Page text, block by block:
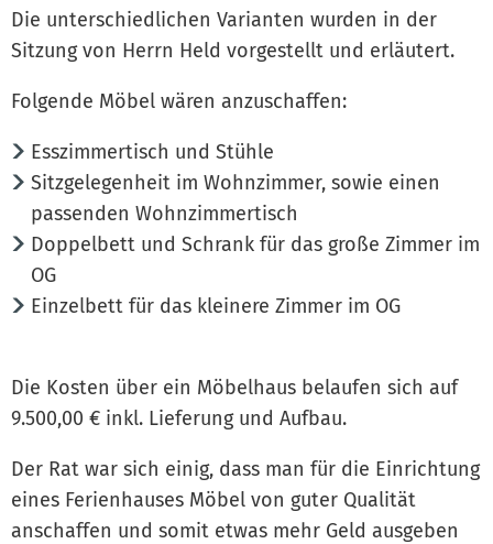
Die unterschiedlichen Varianten wurden in der
Sitzung von Herrn Held vorgestellt und erläutert.
Folgende Möbel wären anzuschaffen:
Esszimmertisch und Stühle
Sitzgelegenheit im Wohnzimmer, sowie einen
passenden Wohnzimmertisch
Doppelbett und Schrank für das große Zimmer im
OG
Einzelbett für das kleinere Zimmer im OG
Die Kosten über ein Möbelhaus belaufen sich auf
9.500,00 € inkl. Lieferung und Aufbau.
Der Rat war sich einig, dass man für die Einrichtung
eines Ferienhauses Möbel von guter Qualität
anschaffen und somit etwas mehr Geld ausgeben